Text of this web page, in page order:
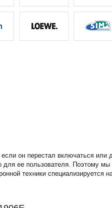
он перестал включаться или
для ее пользователя. Поэтому мы
техники специализируется